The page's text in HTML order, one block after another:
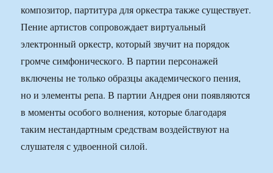
композитор, партитура для оркестра также существует.
Пение артистов сопровождает виртуальный
электронный оркестр, который звучит на порядок
громче симфонического. В партии персонажей
включены не только образцы академического пения,
но и элементы репа. В партии Андрея они появляются
в моменты особого волнения, которые благодаря
таким нестандартным средствам воздействуют на
слушателя с удвоенной силой.